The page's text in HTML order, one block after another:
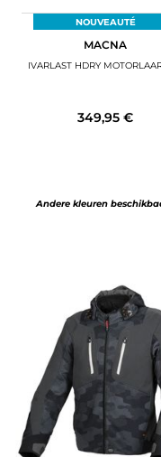
NOUVEAUTÉ
MACNA
IVARLAST HDRY
349,95 €
Andere kleuren